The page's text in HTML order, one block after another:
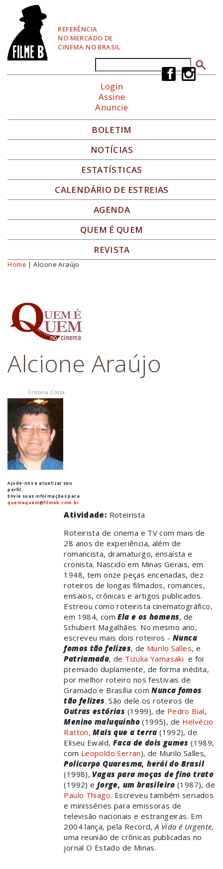
REFERÊNCIA
NO MERCADO DE
CINEMA NO BRASIL
Formulário de busca
Login
Assine
Anuncie
BOLETIM
NOTÍCIAS
ESTATÍSTICAS
CALENDÁRIO DE ESTREIAS
AGENDA
QUEM É QUEM
REVISTA
Você está aqui
Home | Alcione Araújo
Alcione Araújo
Cristina Costa
Ajude-nos a atualizar seu
perfil.
Envie suas informações para
quemequem@filmeb.com.br
Atividade: Roteirista
Roteirista de cinema e TV com mais de
28 anos de experiência, além de
romancista, dramaturgo, ensaísta e
cronista. Nascido em Minas Gerais, em
1948, tem onze peças encenadas, dez
roteiros de longas filmados, romances,
ensaios, crônicas e artigos publicados.
Estreou como roteirista cinematográfico,
em 1984, comEla e os homens, de
Schubert Magalhães. No mesmo ano,
escreveu mais dois roteiros -Nunca
fomos tão felizes, de Murilo Salles, e
Patriamada, de Tizuka Yamasaki ­ e foi
premiado duplamente, de forma inédita,
por melhor roteiro nos festivais de
Gramado e Brasília comNunca fomos
tão felizes. São dele os roteiros de
Outras estórias (1999), de Pedro Bial,
Menino maluquinho (1995), de Helvécio
Ratton,Mais que a terra (1992), de
Eliseu Ewald, Faca de dois gumes (1989,
com Leopoldo Serran), de Murilo Salles,
Policarpo Quaresma, herói do Brasil
(1998), Vagas para moças de fino trato
(1992) e Jorge, um brasileiro (1987), de
Paulo Thiago. Escreveu também seriados
e minisséries para emissoras de
televisão nacionais e estrangeiras. Em
2004 lança, pela Record,A Vida é Urgente,
uma reunião de crônicas publicadas no
jornal O Estado de Minas.